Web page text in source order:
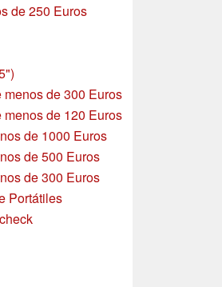
de 250 Euros
de 300 Euros
menos de 120 Euros
de 1000 Euros
de 500 Euros
de 300 Euros
Portátiles